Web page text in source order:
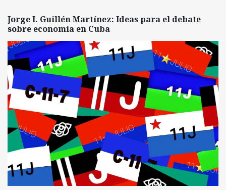
Jorge I. Guillén Martínez: Ideas para el debate
sobre economía en Cuba